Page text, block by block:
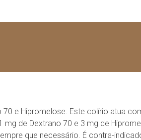
e Hipromelose. Este colírio atua
de Dextrano 70 e 3 mg de
que necessário. É contra-